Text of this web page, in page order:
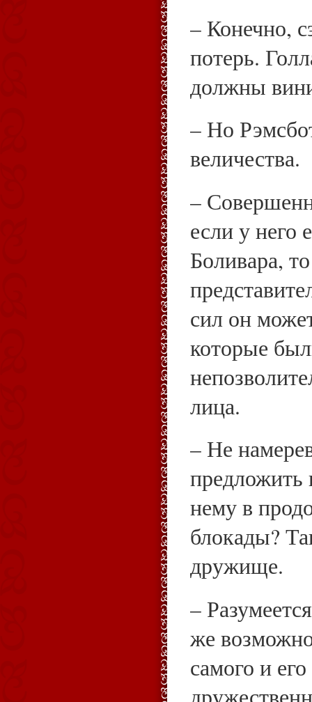
– Конечно,
потерь.
должны
– Но
величества.
–
если у него
Боливара,
сил он
которые
лица.
– Не
предложить
нему в
блокады?
дружище.
–
же
самого и